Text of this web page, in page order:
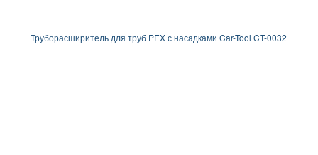
Труборасширитель для труб PEX с насадками Car-Tool CT-0032